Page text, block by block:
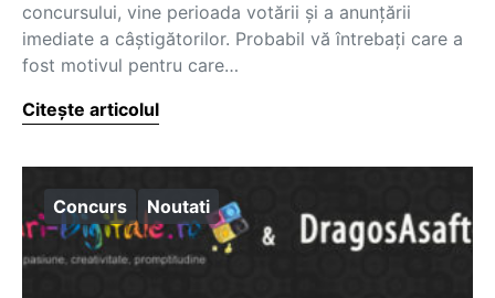
concursului, vine perioada votării și a anunțării
imediate a câștigătorilor. Probabil vă întrebați care a
fost motivul pentru care…
Citește articolul
Concurs Noutati